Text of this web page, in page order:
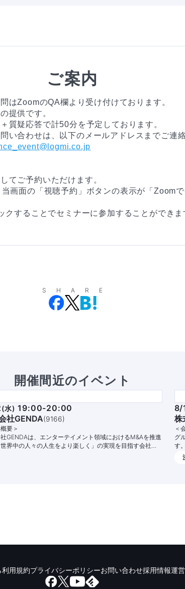
ご案内
はZoomのQA欄より受け付けております。
提供です。
質疑応答で計50分を予定しております。
い合わせは、以下のメールアドレスまでご連
てご予約いただけます。
画面の「視聴予約」ボタンの表示が「Zoom
クすることでセミナーに参加することができま
SHARE
開催間近のイベント
(水) 19:00-20:00
社GENDA(9166)
要＞
GENDAは、エンターテイメント領域におけるM&Aを推進
界中の人々の人生をより楽しく」の実現を目指す会社で
8/
株
＜
グ
す。
利用規約プライバシーポリシーお問い合わせ採用情報運